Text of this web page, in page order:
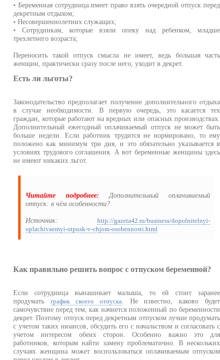
• Беременная сотрудница имеет право взять очередной отпуск перед
декретным отдыхом;
• Несовершеннолетних служащих;
• Сотрудникам, которые взяли опеку над ребенком, младше
трехлетнего возраста;
Переносить такой отпуск смысла не имеет, ведь большая часть
женщин, практически сразу после него, уходит в декрет.
Есть ли льготы?
Законодательство предполагает получение дополнительного отдыха
в случае необходимости. В первую очередь, это касается тех
граждан, которые работают на вредных или опасных производствах.
Дополнительный ежегодный оплачиваемый отпуск не может быть
больше недели. Если работник трудится не нормировано, то ему
положено как минимум три дня, и это обязательно указывается в
условиях трудового соглашения. А вот беременные женщины здесь
не имеют никаких льгот.
Читайте подробнее: Дополнительный оплачиваемый
отпуск: в чём особенности?
Источник:http://gazeta42.ru/business/dopolnitelnyi-
oplachivaemyi-otpusk-v-chjom-osobennosti.html
Как правильно решить вопрос с отпуском беременной?
Если сотрудница вынашивает малыша, то ей стоит заранее
продуматьграфик своего отпуска. Не известно, каково будет
самочувствие перед тем, как начнется положенный по беременности
декрет. Поэтому отпуск перед декретным отпуском лучше продумать
с учетом таких нюансов, обсудить его с начальством и согласовать с
учетом интересом обеих сторон. Особенно важно это для
работников, которым найти замену проблематично. В нескольких
случаях женщина может воспользоваться оплачиваемым отпуском